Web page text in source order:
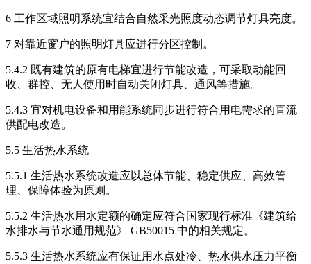
6 工作区域照明系统宜结合自然采光照度动态调节灯具亮度。
7 对靠近窗户的照明灯具应进行分区控制。
5.4.2 既有建筑的原有电梯宜进行节能改造，可采取动能回
收、群控、无人使用时自动关闭灯具、通风等措施。
5.4.3 宜对机电设备和用能系统同步进行符合用电需求的直流
供配电改造。
5.5 生活热水系统
5.5.1 生活热水系统改造应以总体节能、稳定供应、高效管
理、保障体验为原则。
5.5.2 生活热水用水定额的确定应符合国家现行标准《建筑给
水排水与节水通用规范》 GB50015 中的相关规定。
5.5.3 生活热水系统应有保证用水点处冷、热水供水压力平衡